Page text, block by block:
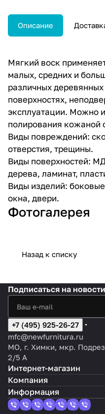
Описание
Мягкий воск
малых, средних и
различных
поверхностях,
эксплуатации. Можно
полирования кожаной
Виды повреждений:
отверстия, трещины.
Виды поверхностей:
дерева, ламинат,
Виды изделий:
окна, двери.
Фотогалерея
Назад к списку
Подписаться на
+7 (495) 925-26-27
mfc@newfurnitura.ru
МО, г. Химки, мкр.
2/5 А
Интернет-магазин
Компания
Информация